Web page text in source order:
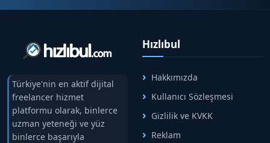
Türkiye'nin en aktif dijital
freelancer hizmet
platformu olarak, binlerce
uzman yeteneği ve yüz
binlerce başarıyla
Hızlıbul
Hakkımızda
Kullanıcı Sözleşmesi
Gizlilik ve KVKK
Reklam